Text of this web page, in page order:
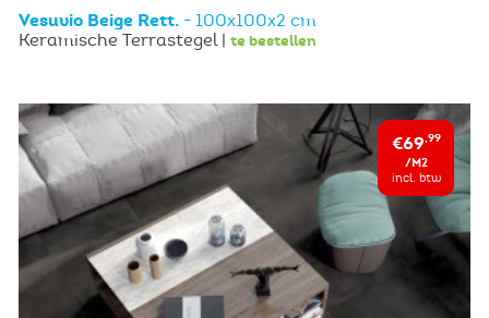
Vesuvio Beige Rett. - 100x100x2 cm
Keramische Terrastegel | te bestellen
€69,99
/M2
incl. btw